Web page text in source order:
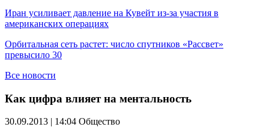
Иран усиливает давление на Кувейт из-за участия в
американских операциях
Орбитальная сеть растет: число спутников «Рассвет»
превысило 30
Все новости
Как цифра влияет на ментальность
30.09.2013 | 14:04 Общество